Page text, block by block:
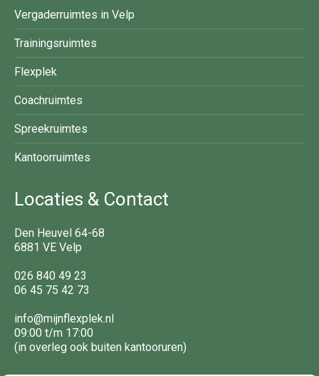
Vergaderruimtes in Velp
Trainingsruimtes
Flexplek
Coachruimtes
Spreekruimtes
Kantoorruimtes
Locaties & Contact
Den Heuvel 64-68
6881 VE Velp
026 840 49 23
06 45 75 42 73
info@mijnflexplek.nl
09:00 t/m 17:00
(in overleg ook buiten kantooruren)